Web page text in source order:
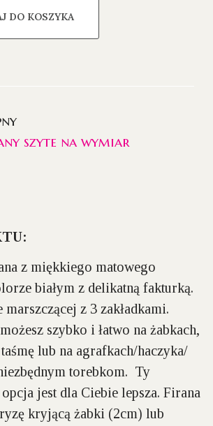
DO KOSZYKA
szyte na wymiar
z miękkiego matowego
białym z delikatną fakturką.
marszczącej z 3 zakładkami.
szybko i łatwo na żabkach,
lub na agrafkach/haczyka/
torebkom. Ty
jest dla Ciebie lepsza. Firana
kryjącą żabki (2cm) lub